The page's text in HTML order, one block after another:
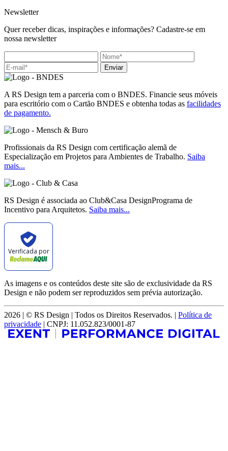
Newsletter
Quer receber dicas, inspirações e informações? Cadastre-se em
nossa newsletter
Enviar
A RS Design tem a parceria com o BNDES. Financie seus móveis
para escritório com o Cartão BNDES e obtenha todas as facilidades
de pagamento.
Profissionais da RS Design com certificação alemã de
Especialização em Projetos para Ambientes de Trabalho. Saiba
mais...
RS Design é associada ao Club&Casa DesignPrograma de
Incentivo para Arquitetos. Saiba mais...
Verificada por
As imagens e os conteúdos deste site são de exclusividade da RS
Design e não podem ser reproduzidos sem prévia autorização.
2026 | © RS Design | Todos os Direitos Reservados. | Política de
privacidade | CNPJ: 11.052.823/0001-87